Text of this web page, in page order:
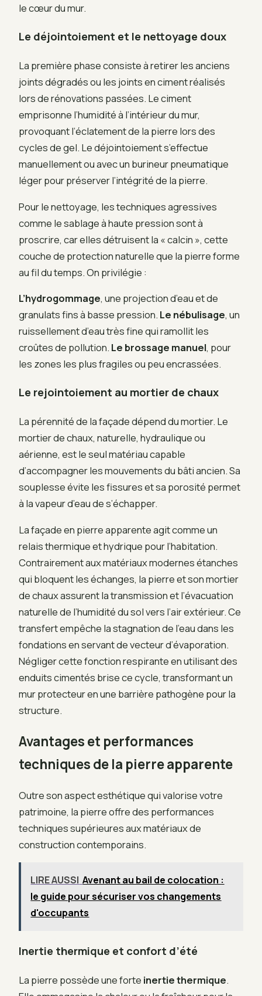
le cœur du mur.
Le déjointoiement et le nettoyage doux
La première phase consiste à retirer les anciens
joints dégradés ou les joints en ciment réalisés
lors de rénovations passées. Le ciment
emprisonne l’humidité à l’intérieur du mur,
provoquant l’éclatement de la pierre lors des
cycles de gel. Le déjointoiement s’effectue
manuellement ou avec un burineur pneumatique
léger pour préserver l’intégrité de la pierre.
Pour le nettoyage, les techniques agressives
comme le sablage à haute pression sont à
proscrire, car elles détruisent la « calcin », cette
couche de protection naturelle que la pierre forme
au fil du temps. On privilégie :
L’hydrogommage, une projection d’eau et de
granulats fins à basse pression. Le nébulisage, un
ruissellement d’eau très fine qui ramollit les
croûtes de pollution. Le brossage manuel, pour
les zones les plus fragiles ou peu encrassées.
Le rejointoiement au mortier de chaux
La pérennité de la façade dépend du mortier. Le
mortier de chaux, naturelle, hydraulique ou
aérienne, est le seul matériau capable
d’accompagner les mouvements du bâti ancien. Sa
souplesse évite les fissures et sa porosité permet
à la vapeur d’eau de s’échapper.
La façade en pierre apparente agit comme un
relais thermique et hydrique pour l’habitation.
Contrairement aux matériaux modernes étanches
qui bloquent les échanges, la pierre et son mortier
de chaux assurent la transmission et l’évacuation
naturelle de l’humidité du sol vers l’air extérieur. Ce
transfert empêche la stagnation de l’eau dans les
fondations en servant de vecteur d’évaporation.
Négliger cette fonction respirante en utilisant des
enduits cimentés brise ce cycle, transformant un
mur protecteur en une barrière pathogène pour la
structure.
Avantages et performances
techniques de la pierre apparente
Outre son aspect esthétique qui valorise votre
patrimoine, la pierre offre des performances
techniques supérieures aux matériaux de
construction contemporains.
LIRE AUSSI Avenant au bail de colocation :
le guide pour sécuriser vos changements
d'occupants
Inertie thermique et confort d’été
La pierre possède une forte inertie thermique.